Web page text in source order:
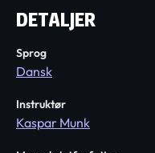
DETALJER
Sprog
Dansk
Instruktør
Kaspar Munk